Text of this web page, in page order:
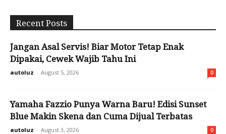
Recent Posts
Jangan Asal Servis! Biar Motor Tetap Enak
Dipakai, Cewek Wajib Tahu Ini
autoluz - August 5, 2026 0
Yamaha Fazzio Punya Warna Baru! Edisi Sunset
Blue Makin Skena dan Cuma Dijual Terbatas
autoluz - August 3, 2026 0